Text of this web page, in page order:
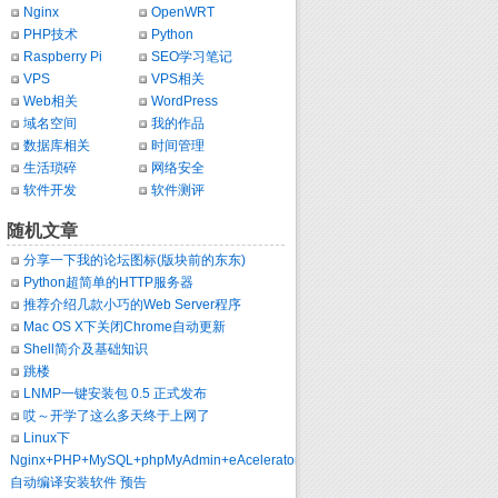
Nginx
OpenWRT
PHP技术
Python
Raspberry Pi
SEO学习笔记
VPS
VPS相关
Web相关
WordPress
域名空间
我的作品
数据库相关
时间管理
生活琐碎
网络安全
软件开发
软件测评
随机文章
分享一下我的论坛图标(版块前的东东)
Python超简单的HTTP服务器
推荐介绍几款小巧的Web Server程序
Mac OS X下关闭Chrome自动更新
Shell简介及基础知识
跳楼
LNMP一键安装包 0.5 正式发布
哎～开学了这么多天终于上网了
Linux下
Nginx+PHP+MySQL+phpMyAdmin+eAcelerator
自动编译安装软件 预告